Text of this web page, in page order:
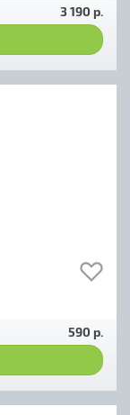
3 190 р.
590 р.